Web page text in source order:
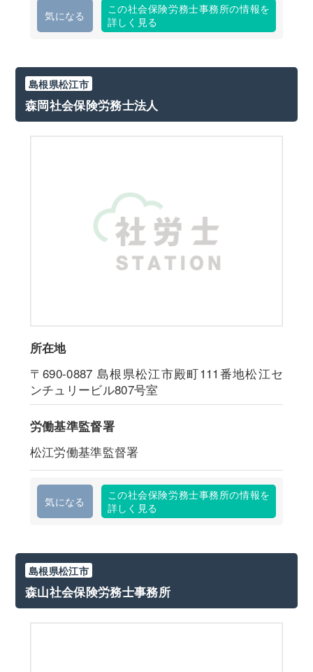
気になる
この社会保険労務士事務所の情報を
詳しく見る
島根県松江市
森岡社会保険労務士法人
所在地
〒690-0887 島根県松江市殿町111番地松江セ
ンチュリービル807号室
労働基準監督署
松江労働基準監督署
気になる
この社会保険労務士事務所の情報を
詳しく見る
島根県松江市
森山社会保険労務士事務所